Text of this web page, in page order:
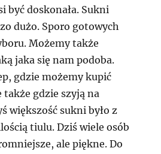
być doskonała. Sukni
dużo. Sporo gotowych
Możemy także
jaka się nam podoba.
gdzie możemy kupić
także gdzie szyją na
większość sukni było z
tiulu. Dziś wiele osób
ale piękne. Do